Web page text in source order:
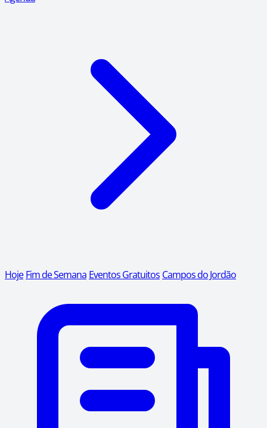
Hoje Fim de Semana Eventos Gratuitos Campos do Jordão